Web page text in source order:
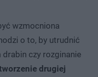
wzmocniona
o to, by utrudnić
czy rozginanie
drugiej